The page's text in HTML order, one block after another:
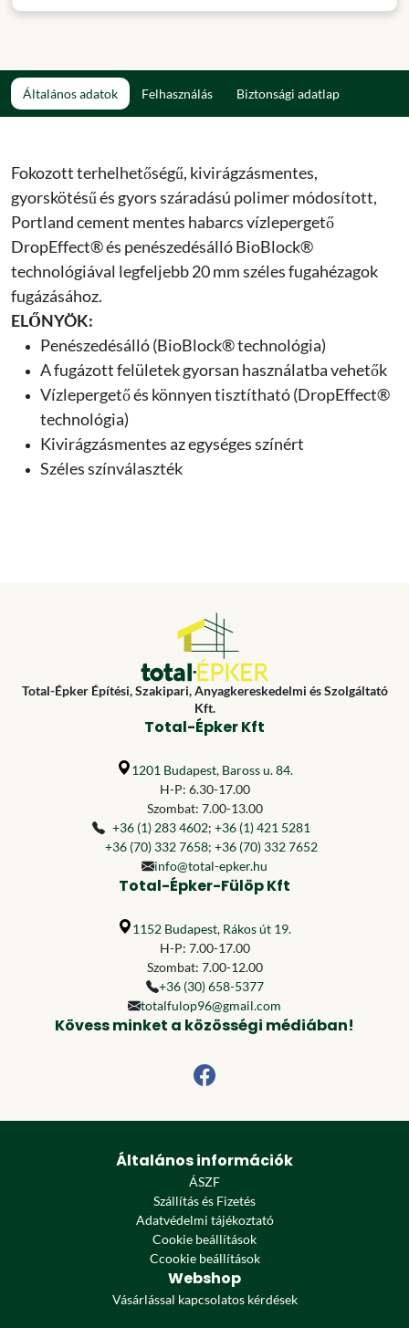
Általános adatok Felhasználás Biztonsági adatlap
Fokozott terhelhetőségű, kivirágzásmentes,
gyorskötésű és gyors száradású polimer módosított,
Portland cement mentes habarcs vízlepergető
DropEffect® és penészedésálló BioBlock®
technológiával legfeljebb 20 mm széles fugahézagok
fugázásához.
ELŐNYÖK:
Penészedésálló (BioBlock® technológia)
A fugázott felületek gyorsan használatba vehetők
Vízlepergető és könnyen tisztítható (DropEffect®
technológia)
Kivirágzásmentes az egységes színért
Széles színválaszték
Total-Épker Építési, Szakipari, Anyagkereskedelmi és Szolgáltató
Kft.
Total-Épker Kft
1201 Budapest, Baross u. 84.
H-P: 6.30-17.00
Szombat: 7.00-13.00
+36 (1) 283 4602; +36 (1) 421 5281
+36 (70) 332 7658; +36 (70) 332 7652
info@total-epker.hu
Total-Épker-Fülöp Kft
1152 Budapest, Rákos út 19.
H-P: 7.00-17.00
Szombat: 7.00-12.00
+36 (30) 658-5377
totalfulop96@gmail.com
Kövess minket a közösségi médiában!
Általános információk
ÁSZF
Szállítás és Fizetés
Adatvédelmi tájékoztató
Cookie beállítások
Ccookie beállítások
Webshop
Vásárlással kapcsolatos kérdések